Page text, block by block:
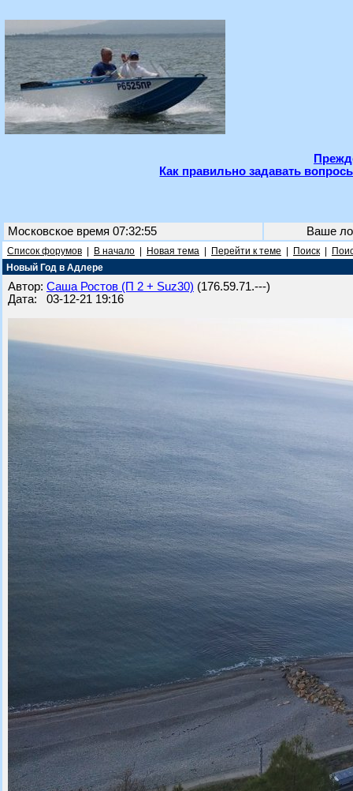
Как правильно задавать
Московское время 07:32:55 Ваше
Список форумов В начало Новая тема Перейти к теме Поиск
Новый Год в Адлере
Автор: Саша Ростов (П 2 + Suz30) (176.59.71.---)
Дата: 03-12-21 19:16